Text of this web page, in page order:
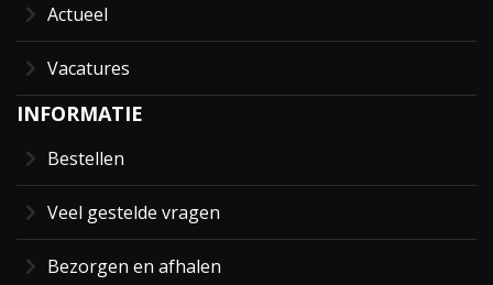
Actueel
Vacatures
INFORMATIE
Bestellen
Veel gestelde vragen
Bezorgen en afhalen